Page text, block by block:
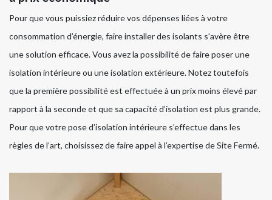
Pour que vous puissiez réduire vos dépenses liées à votre
consommation d’énergie, faire installer des isolants s’avère être
une solution efficace. Vous avez la possibilité de faire poser une
isolation intérieure ou une isolation extérieure. Notez toutefois
que la première possibilité est effectuée à un prix moins élevé par
rapport à la seconde et que sa capacité d’isolation est plus grande.
Pour que votre pose d’isolation intérieure s’effectue dans les
règles de l’art, choisissez de faire appel à l’expertise de Site Fermé.